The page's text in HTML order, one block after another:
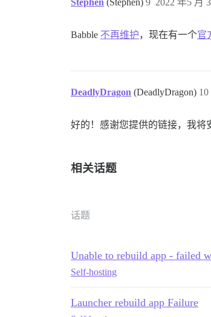
Babble 不再维护，现在有一个官
DeadlyDragon (DeadlyDragon) 10
好的！感谢您提供的链接，我将
相关话题
话题
Unable to rebuild app - failed
Self-hosting
Launcher rebuild app Failure